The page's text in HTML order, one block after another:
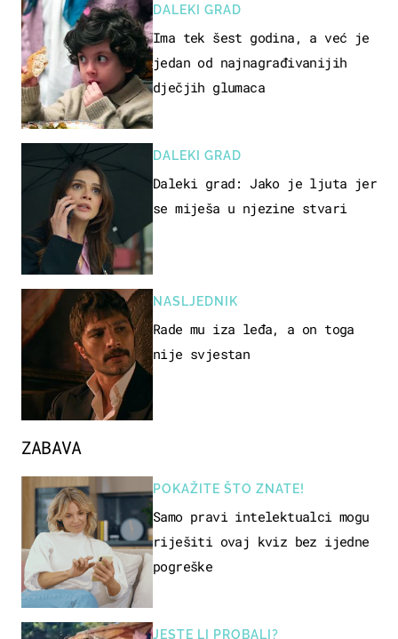
ZABAVA
POKAŽITE ŠTO ZNATE!
Samo pravi intelektualci mogu
riješiti ovaj kviz bez ijedne
pogreške
JESTE LI PROBALI?
DALEKI GRAD
Ima tek šest godina, a već je
jedan od najnagrađivanijih
dječjih glumaca
DALEKI GRAD
Daleki grad: Jako je ljuta jer
se miješa u njezine stvari
NASLJEDNIK
Rade mu iza leđa, a on toga
nije svjestan